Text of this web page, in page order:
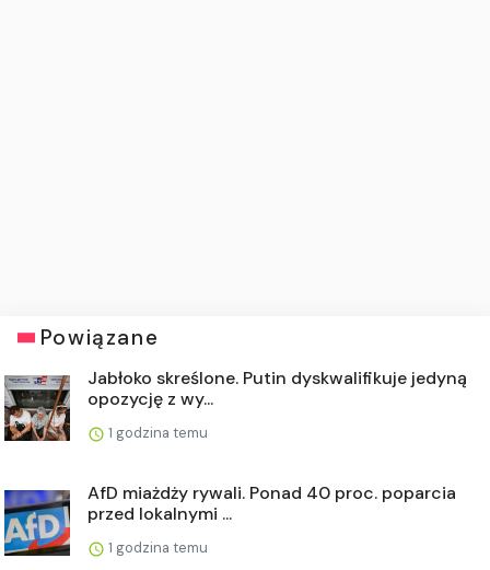
Powiązane
Jabłoko skreślone. Putin dyskwalifikuje jedyną
opozycję z wy...
1 godzina temu
AfD miażdży rywali. Ponad 40 proc. poparcia
przed lokalnymi ...
1 godzina temu